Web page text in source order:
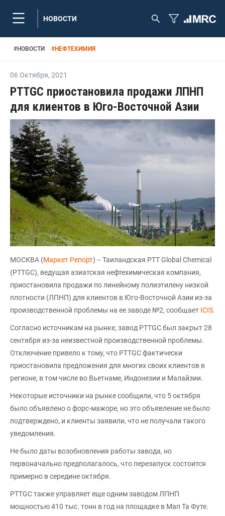
НОВОСТИ
#НОВОСТИ #НЕФТЕХИМИЯ
06 Октября, 2021
PTTGC приостановила продажи ЛПНП
для клиентов в Юго-Восточной Азии
МОСКВА (Маркет Репорт) -- Таиландская PTT Global Chemical
(PTTGC), ведущая азиатская нефтехимическая компания,
приостановила продажи по линейному полиэтилену низкой
плотности (ЛПНП) для клиентов в Юго-Восточной Азии из-за
производственной проблемы на ее заводе №2, сообщает ICIS.
Согласно источникам на рынке, завод PTTGC был закрыт 28
сентября из-за неизвестной производственной проблемы.
Отключение привело к тому, что PTTGC фактически
приостановила предложения для многих своих клиентов в
регионе, в том числе во Вьетнаме, Индонезии и Малайзии.
Некоторые источники на рынке сообщили, что 5 октября
было объявлено о форс-мажоре, но это объявление не было
подтверждено, и клиенты заявили, что не получали такого
уведомления.
Не было даты возобновления работы завода, но
первоначально предполагалось, что перезапуск состоится
примерно в середине октября.
PTTGC также управляет еще одним заводом ЛПНП
мощностью 410 тыс. тонн в год на площадке в Мап Та Футе.